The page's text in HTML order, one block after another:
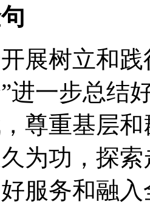
树立和践
进一步总结
， 尊重基层
为功 ， 探索
服务和融